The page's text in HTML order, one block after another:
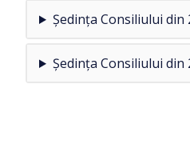
Ședința Consiliului din
Ședința Consiliului din